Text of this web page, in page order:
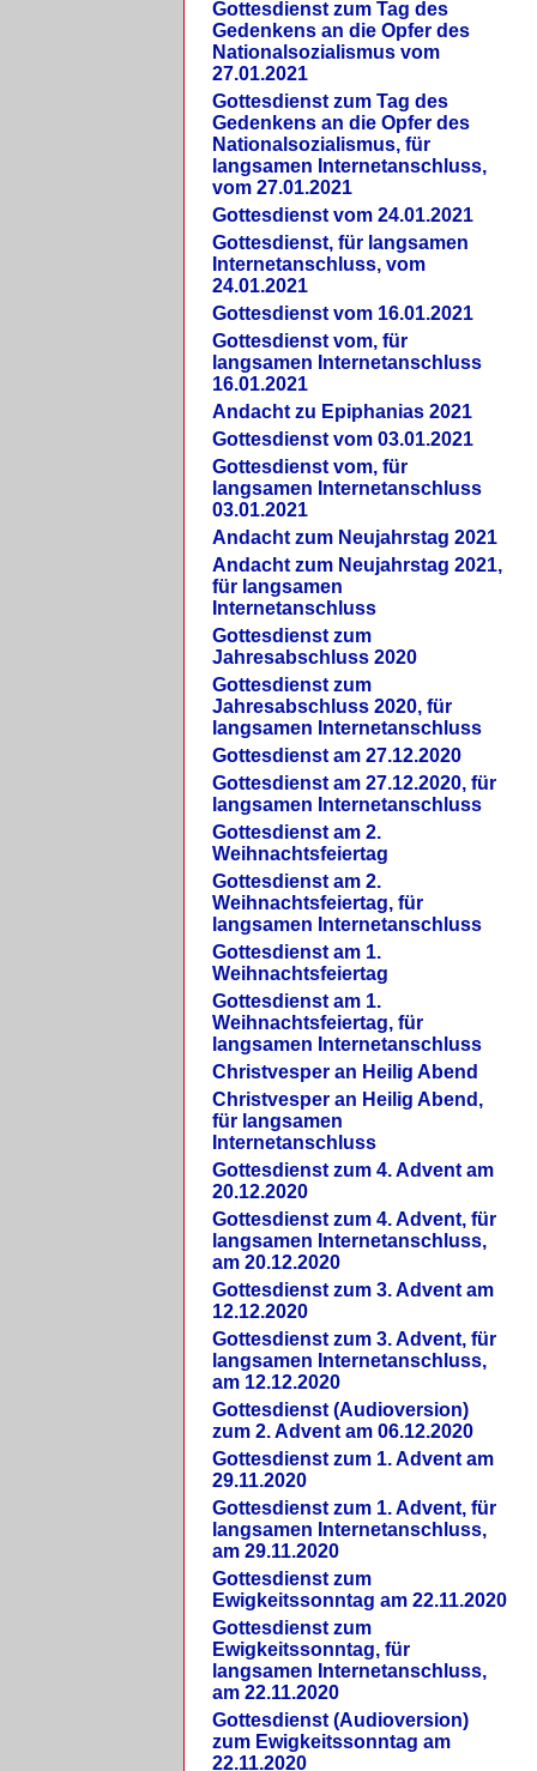
Gottesdienst zum Tag des
Gedenkens an die Opfer des
Nationalsozialismus vom
27.01.2021
Gottesdienst zum Tag des
Gedenkens an die Opfer des
Nationalsozialismus, für
langsamen Internetanschluss,
vom 27.01.2021
Gottesdienst vom 24.01.2021
Gottesdienst, für langsamen
Internetanschluss, vom
24.01.2021
Gottesdienst vom 16.01.2021
Gottesdienst vom, für
langsamen Internetanschluss
16.01.2021
Andacht zu Epiphanias 2021
Gottesdienst vom 03.01.2021
Gottesdienst vom, für
langsamen Internetanschluss
03.01.2021
Andacht zum Neujahrstag 2021
Andacht zum Neujahrstag 2021,
für langsamen
Internetanschluss
Gottesdienst zum
Jahresabschluss 2020
Gottesdienst zum
Jahresabschluss 2020, für
langsamen Internetanschluss
Gottesdienst am 27.12.2020
Gottesdienst am 27.12.2020, für
langsamen Internetanschluss
Gottesdienst am 2.
Weihnachtsfeiertag
Gottesdienst am 2.
Weihnachtsfeiertag, für
langsamen Internetanschluss
Gottesdienst am 1.
Weihnachtsfeiertag
Gottesdienst am 1.
Weihnachtsfeiertag, für
langsamen Internetanschluss
Christvesper an Heilig Abend
Christvesper an Heilig Abend,
für langsamen
Internetanschluss
Gottesdienst zum 4. Advent am
20.12.2020
Gottesdienst zum 4. Advent, für
langsamen Internetanschluss,
am 20.12.2020
Gottesdienst zum 3. Advent am
12.12.2020
Gottesdienst zum 3. Advent, für
langsamen Internetanschluss,
am 12.12.2020
Gottesdienst (Audioversion)
zum 2. Advent am 06.12.2020
Gottesdienst zum 1. Advent am
29.11.2020
Gottesdienst zum 1. Advent, für
langsamen Internetanschluss,
am 29.11.2020
Gottesdienst zum
Ewigkeitssonntag am 22.11.2020
Gottesdienst zum
Ewigkeitssonntag, für
langsamen Internetanschluss,
am 22.11.2020
Gottesdienst (Audioversion)
zum Ewigkeitssonntag am
22.11.2020